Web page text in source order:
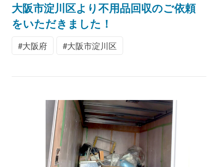
大阪市淀川区より不用品回収のご依頼
をいただきました！
大阪府 大阪市淀川区